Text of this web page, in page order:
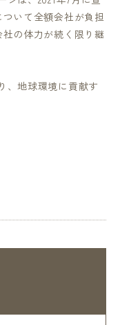
ついて全額会社が負担
社の体力が続く限り継
、地球環境に貢献す